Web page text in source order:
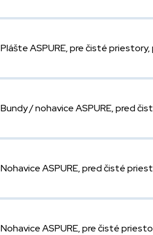
Plášte ASPURE, pre čisté
Bundy / nohavice ASPURE, pred
Nohavice ASPURE, pred čisté
Nohavice ASPURE, pre čisté